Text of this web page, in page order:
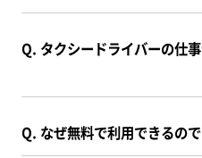
Q. タクシードライバーの仕
Q. なぜ無料で利用できるの